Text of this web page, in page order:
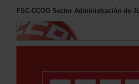
FSC-CCOO Sector Administración de